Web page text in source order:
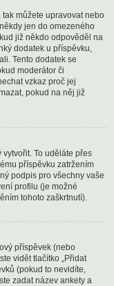
můžete upravovat nebo
jen do omezeného
již někdo odpověděl na
dodatek u příspěvku,
Tento dodatek se
moderátor či
vzkaz proč jej
pokud na něj již
To uděláte přes
příspěvku zatržením
podpis pro všechny vaše
profilu (je možné
tohoto zaškrtnutí).
příspěvek (nebo
vidět tlačítko „Přidat
(pokud to nevidíte,
zadat název ankety a